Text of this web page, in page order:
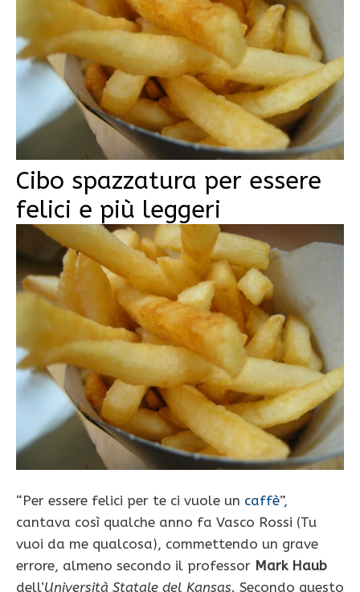
Cibo spazzatura per essere
felici e più leggeri
“Per essere felici per te ci vuole un caffè”,
cantava così qualche anno fa Vasco Rossi (Tu
vuoi da me qualcosa), commettendo un grave
errore, almeno secondo il professor Mark Haub
dell’Università Statale del Kansas. Secondo questo